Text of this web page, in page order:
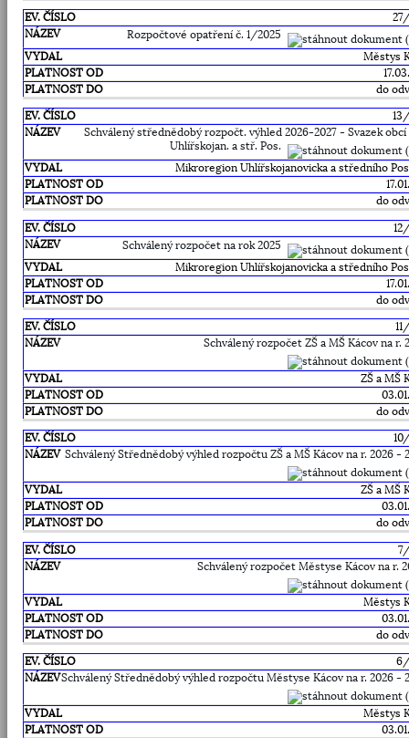
Rozpočtové opatření č. 1/2025
Městys
do
Schválený střednědobý rozpočt. výhled 2026-2027 - Svazek obcí
Uhlířskojan. a stř. Pos.
Mikroregion Uhlířskojanovicka a středního
do
Schválený rozpočet na rok 2025
Mikroregion Uhlířskojanovicka a středního
do
Schválený rozpočet ZŠ a MŠ Kácov na r.
ZŠ a MŠ
do
Schválený Střednědobý výhled rozpočtu ZŠ a MŠ Kácov na r. 2026 -
ZŠ a MŠ
do
Schválený rozpočet Městyse Kácov na r.
Městys
do
6/
Schválený Střednědobý výhled rozpočtu Městyse Kácov na r. 2026 -
Městys